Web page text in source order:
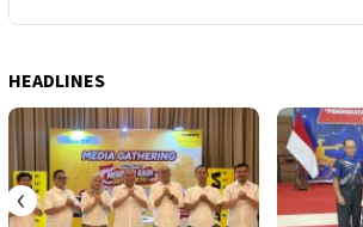
HEADLINES
‹